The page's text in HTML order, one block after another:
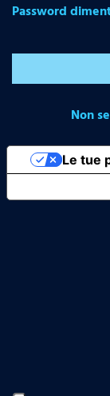
Password
Non
Le tue